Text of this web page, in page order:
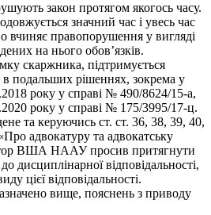
закон протягом якогось часу.
значний час і увесь час
вчиняє правопорушення у вигляді
на нього обов’язків.
скаржника, підтримується
подальших рішеннях, зокрема у
року у справі № 490/8624/15-а,
року у справі № 175/3995/17-ц.
та керуючись ст. ст. 36, 38, 39, 40,
адвокатуру та адвокатську
ВША НААУ просив притягнути
дисциплінарної відповідальності,
цієї відповідальності.
вище, пояснень з приводу